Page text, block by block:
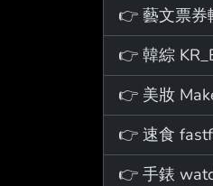
👉 韓綜
👉 美妝
👉 速食
👉 手錶